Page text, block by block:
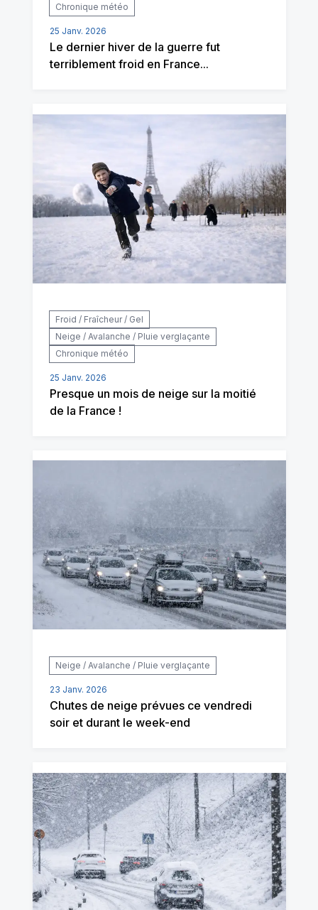
Chronique météo
25 Janv. 2026
Le dernier hiver de la guerre fut
terriblement froid en France...
Froid / Fraîcheur / Gel
Neige / Avalanche / Pluie verglaçante
Chronique météo
25 Janv. 2026
Presque un mois de neige sur la moitié
de la France !
Neige / Avalanche / Pluie verglaçante
23 Janv. 2026
Chutes de neige prévues ce vendredi
soir et durant le week-end